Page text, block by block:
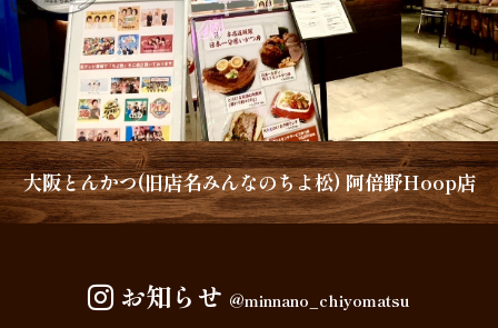
大阪とんかつ(旧店名みんなのちよ松) 阿倍野Hoop店
お知らせ @minnano_chiyomatsu